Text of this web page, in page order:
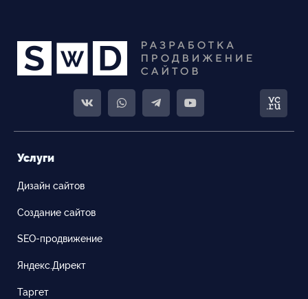
Услуги
Дизайн сайтов
Создание сайтов
SEO-продвижение
Яндекс.Директ
Таргет